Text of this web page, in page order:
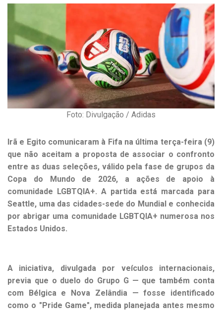
Foto: Divulgação / Adidas
Irã e Egito comunicaram à Fifa na última terça-feira (9)
que não aceitam a proposta de associar o confronto
entre as duas seleções, válido pela fase de grupos da
Copa do Mundo de 2026, a ações de apoio à
comunidade LGBTQIA+. A partida está marcada para
Seattle, uma das cidades-sede do Mundial e conhecida
por abrigar uma comunidade LGBTQIA+ numerosa nos
Estados Unidos.
A iniciativa, divulgada por veículos internacionais,
previa que o duelo do Grupo G — que também conta
com Bélgica e Nova Zelândia — fosse identificado
como o "Pride Game", medida planejada antes mesmo